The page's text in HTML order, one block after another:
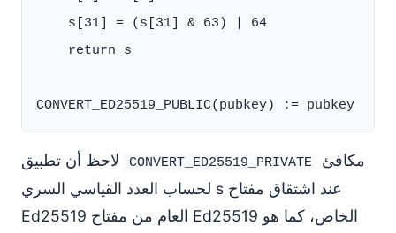
    s[31] = (s[31] & 63) | 64
    return s
CONVERT_ED25519_PRIVATE
لحساب العدد القياسي السري s عند اشتقاق مفتاح
Ed25519 العام من مفتاح Ed25519 الخاص، كما هو